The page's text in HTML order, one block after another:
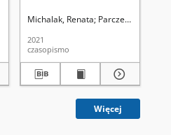
Teresa (1959-). Red.
Michalak, Renata Parczewska,
2021
czasopismo
Więcej